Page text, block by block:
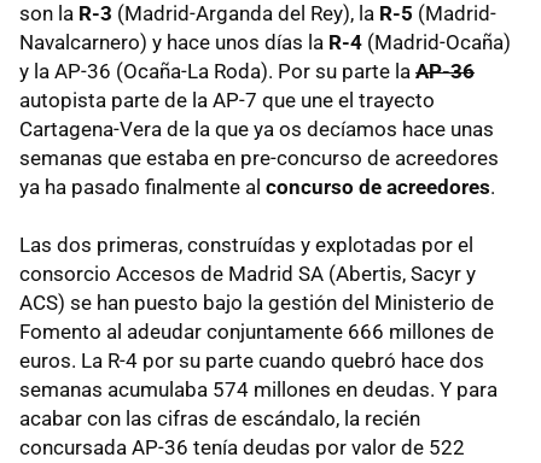
son la R-3 (Madrid-Arganda del Rey), la R-5 (Madrid-
Navalcarnero) y hace unos días la R-4 (Madrid-Ocaña)
y la AP-36 (Ocaña-La Roda). Por su parte la AP-36
autopista parte de la AP-7 que une el trayecto
Cartagena-Vera de la que ya os decíamos hace unas
semanas que estaba en pre-concurso de acreedores
ya ha pasado finalmente al concurso de acreedores.
Las dos primeras, construídas y explotadas por el
consorcio Accesos de Madrid SA (Abertis, Sacyr y
ACS) se han puesto bajo la gestión del Ministerio de
Fomento al adeudar conjuntamente 666 millones de
euros. La R-4 por su parte cuando quebró hace dos
semanas acumulaba 574 millones en deudas. Y para
acabar con las cifras de escándalo, la recién
concursada AP-36 tenía deudas por valor de 522